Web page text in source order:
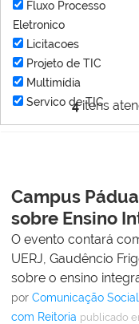
4itens
Fluxo Processo
Eletronico
Licitacoes
Projeto de TIC
Multimídia
Servico de TIC
Campus
sobre Ensino
O evento contará
UERJ, Gaudêncio
sobre o ensino
por Comunicação
com Reitoria publicado